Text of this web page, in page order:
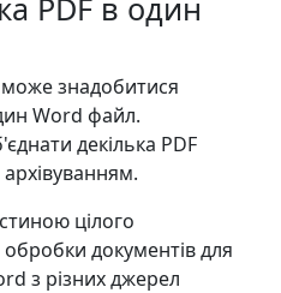
PDF в один
знадобитися
Word файл.
декілька PDF
цілого
обробки документів для
з різних джерел